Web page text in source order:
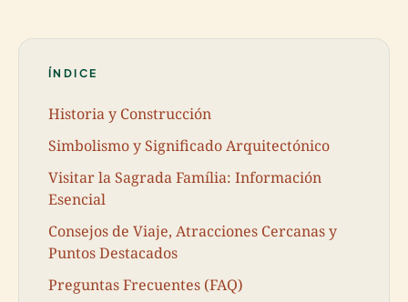
ÍNDICE
Historia y Construcción
Simbolismo y Significado Arquitectónico
Visitar la Sagrada Família: Información
Esencial
Consejos de Viaje, Atracciones Cercanas y
Puntos Destacados
Preguntas Frecuentes (FAQ)